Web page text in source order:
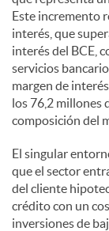
Este incremento
interés, que
interés del BCE,
servicios
margen de
los 76,2 millones
composición del
El singular
que el sector
del cliente
crédito con un
inversiones de